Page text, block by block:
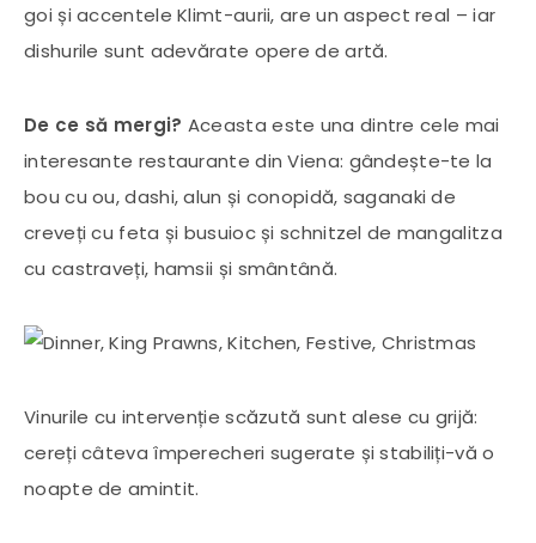
goi și accentele Klimt-aurii, are un aspect real – iar
dishurile sunt adevărate opere de artă.
De ce să mergi? Aceasta este una dintre cele mai
interesante restaurante din Viena: gândește-te la
bou cu ou, dashi, alun și conopidă, saganaki de
creveți cu feta și busuioc și schnitzel de mangalitza
cu castraveți, hamsii și smântână.
Vinurile cu intervenție scăzută sunt alese cu grijă:
cereți câteva împerecheri sugerate și stabiliți-vă o
noapte de amintit.